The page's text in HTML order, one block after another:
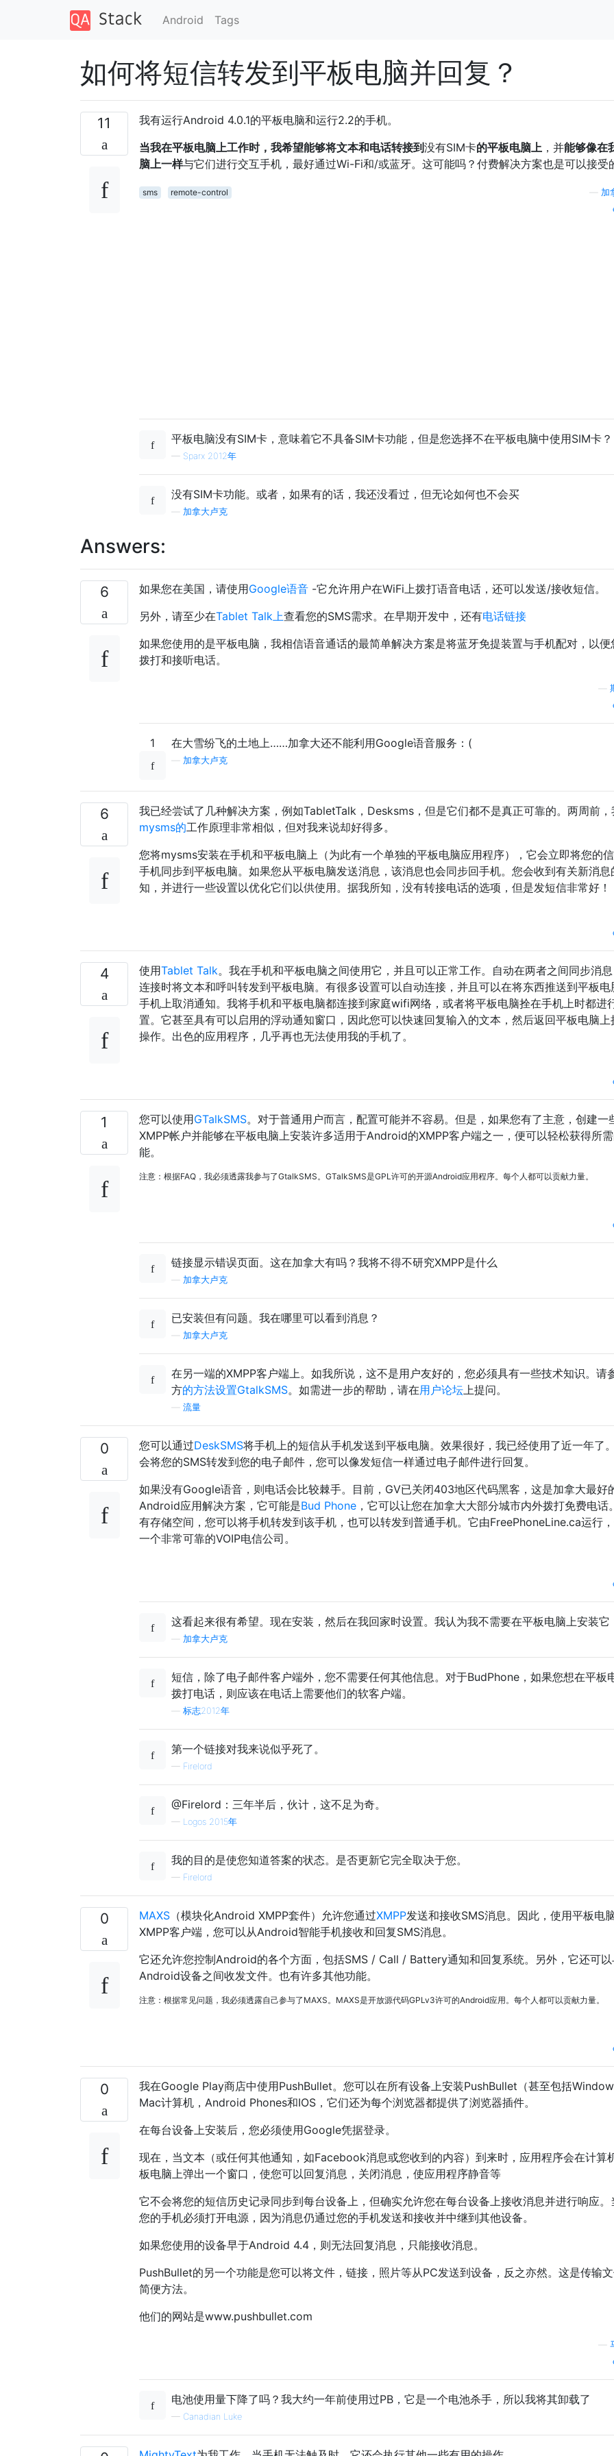
Android Tags
如何将短信转发到平板电脑并回复？
11
我有运行Android 4.0.1的平板电脑和运行2.2的手机。
当我在平板电脑上工作时，我希望能够将文本和电话转接到没有SIM卡的平板电脑上 ，并能够像在
脑上一样与它们进行交互手机，最好通过Wi-Fi和/或蓝牙。这可能吗？付费解决方案也是可以接受
sms remote-control
加
平板电脑没有SIM卡，意味着它不具备SIM卡功能，但是您选择不在平板电脑中使用SIM卡？
— Sparx 2012年
没有SIM卡功能。或者，如果有的话，我还没看过，但无论如何也不会买
加拿大卢克
Answers:
6 如果您在美国，请使用Google语音 -它允许用户在WiFi上拨打语音电话，还可以发送/接收短信。
另外，请至少在Tablet Talk上查看您的SMS需求。在早期开发中，还有电话链接
如果您使用的是平板电脑，我相信语音通话的最简单解决方案是将蓝牙免提装置与手机配对，以便
拨打和接听电话。
1 在大雪纷飞的土地上……加拿大还不能利用Google语音服务：(
加拿大卢克
6
我已经尝试了几种解决方案，例如TabletTalk，Desksms，但是它们都不是真正可靠的。两周前，
mysms的工作原理非常相似，但对我来说却好得多。
您将mysms安装在手机和平​​板电脑上（为此有一个单独的平板电脑应用程序），它会立即将您的
手机同步到平板电脑。如果您从平板电脑发送消息，该消息也会同步回手机。您会收到有关新消息
知，并进行一些设置以优化它们以供使用。据我所知，没有转接电话的选项，但是发短信非常好！
4 使用Tablet Talk。我在手机和平​​板电脑之间使用它，并且可以正常工作。自动在两者之间同步消
连接时将文本和呼叫转发到平板电脑。有很多设置可以自动连接，并且可以在将东西推送到平板电
手机上取消通知。我将手机和平板电脑都连接到家庭wifi网络，或者将平板电脑拴在手机上时都进
置。它甚至具有可以启用的浮动通知窗口，因此您可以快速回复输入的文本，然后返回平板电脑上
操作。出色的应用程序，几乎再也无法使用我的手机了。
1 您可以使用GTalkSMS。对于普通用户而言，配置可能并不容易。但是，如果您有了主意，创建一
XMPP帐户并能够在平板电脑上安装许多适用于Android的XMPP客户端之一，便可以轻松获得所
能。
注意：根据FAQ，我必须透露我参与了GtalkSMS。GTalkSMS是GPL许可的开源Android应用程序。每个人都可以贡献力量。
链接显示错误页面。这在加拿大有吗？我将不得不研究XMPP是什么
加拿大卢克
已安装但有问题。我在哪里可以看到消息？
加拿大卢克
在另一端的XMPP客户端上。如我所说，这不是用户友好的，您必须具有一些技术知识。请
方的方法设置GtalkSMS。如需进一步的帮助，请在用户论坛 上提问。
流量
0 您可以通过DeskSMS将手机上的短信从手机发送到平板电脑。效果很好，我已经使用了近一年了
会将您的SMS转发到您的电子邮件，您可以像发短信一样通过电子邮件进行回复。
如果没有Google语音，则电话会比较棘手。目前，GV已关闭403地区代码黑客，这是加拿大最好
Android应用解决方案，它可能是Bud Phone ，它可以让您在加拿大大部分城市内外拨打免费电话
有存储空间，您可以将手机转发到该手机，也可以转发到普通手机。它由FreePhoneLine.ca运行
一个非常可靠的VOIP电信公司。
这看起来很有希望。现在安装，然后在我回家时设置。我认为我不需要在平板电脑上安装它
加拿大卢克
短信，除了电子邮件客户端外，您不需要任何其他信息。对于BudPhone，如果您想在平板
拨打电话，则应该在电话上需要他们的软客户端。
标志2012年
第一个链接对我来说似乎死了。
— Firelord
@Firelord：三年半后，伙计，这不足为奇。
— Logos 2015年
我的目的是使您知道答案的状态。是否更新它完全取决于您。
— Firelord
0 MAXS （模块化Android XMPP套件）允许您通过XMPP发送和接收SMS消息。因此，使用平板电
XMPP客户端，您可以从Android智能手机接收和回复SMS消息。
它还允许您控制Android的各个方面，包括SMS / Call / Battery通知和回复系统。另外，它还可以
Android设备之间收发文件。也有许多其他功能。
注意：根据常见问题，我必须透露自己参与了MAXS。MAXS是开放源代码GPLv3许可的Android应用。每个人都可以贡献力量。
0
我在Google Play商店中使用PushBullet。您可以在所有设备上安装PushBullet（甚至包括
Mac计算机，Android Phones和IOS，它们还为每个浏览器都提供了浏览器插件。
在每台设备上安装后，您必须使用Google凭据登录。
现在，当文本（或任何其他通知，如Facebook消息或您收到的内容）到来时，应用程序会在计算
板电脑上弹出一个窗口，使您可以回复消息，关闭消息，使应用程序静音等
它不会将您的短信历史记录同步到每台设备上，但确实允许您在每台设备上接收消息并进行响应。
您的手机必须打开电源，因为消息仍通过您的手机发送和接收并中继到其他设备。
如果您使用的设备早于Android 4.4，则无法回复消息，只能接收消息。
PushBullet的另一个功能是您可以将文件，链接，照片等从PC发送到设备，反之亦然。这是传输
简便方法。
他们的网站是www.pushbullet.com
电池使用量下降了吗？我大约一年前使用过PB，它是一个电池杀手，所以我将其卸载了
— Canadian Luke